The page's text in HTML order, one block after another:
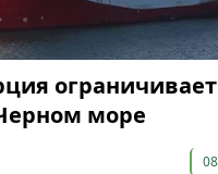
море